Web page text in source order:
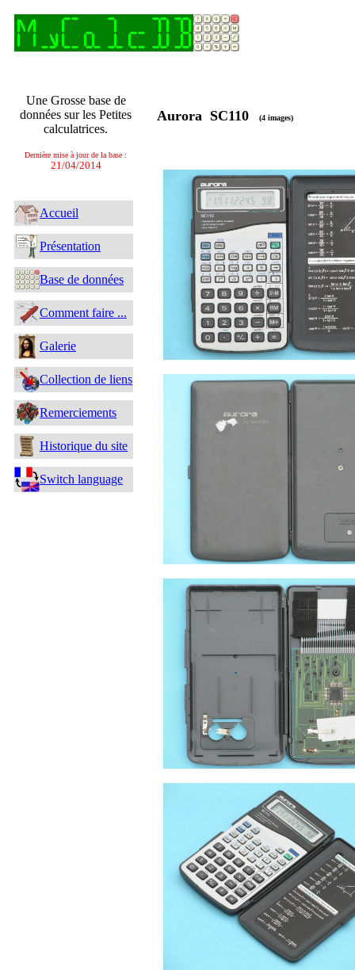
Une Grosse base de
données sur les Petites
calculatrices.
Dernière mise à jour de la base :
21/04/2014
Accueil
Présentation
Base de données
Comment faire ...
Galerie
Collection de liens
Remerciements
Historique du site
Switch language
Aurora SC110 (4 images)